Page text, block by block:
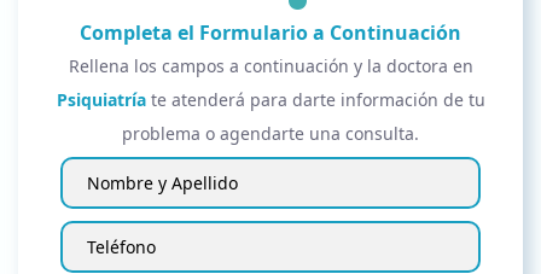
Completa el Formulario a Continuación
Rellena los campos a continuación y la doctora en
Psiquiatríate atenderá para darte información de tu
problema o agendarte una consulta.